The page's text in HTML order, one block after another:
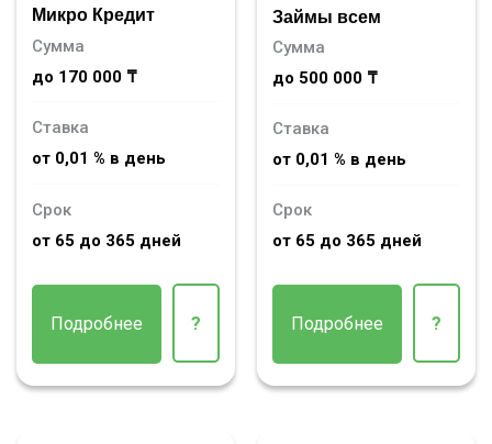
Микро Кредит
Сумма
до 170 000 ₸
Ставка
от 0,01 % в день
Срок
от 65 до 365 дней
Подробнее ?
Займы всем
Сумма
до 500 000 ₸
Ставка
от 0,01 % в день
Срок
от 65 до 365 дней
Подробнее ?